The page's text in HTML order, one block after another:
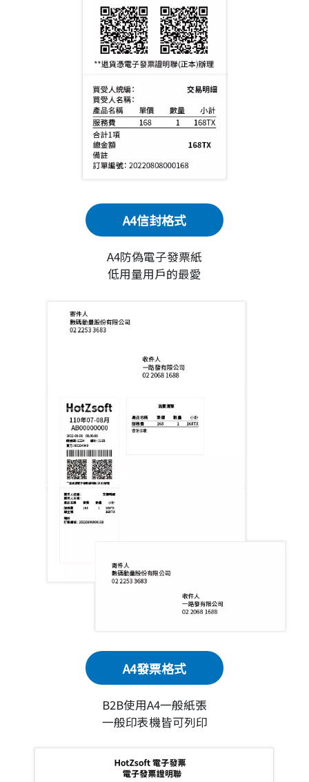
A4信封格式
A4防偽電子發票紙
低用量用戶的最愛
A4發票格式
B2B使用A4一般紙張
一般印表機皆可列印